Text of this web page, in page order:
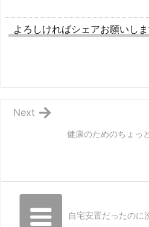
よろしければシェアお願いし
健康のためのちょっ
Next
自宅安置だったのに